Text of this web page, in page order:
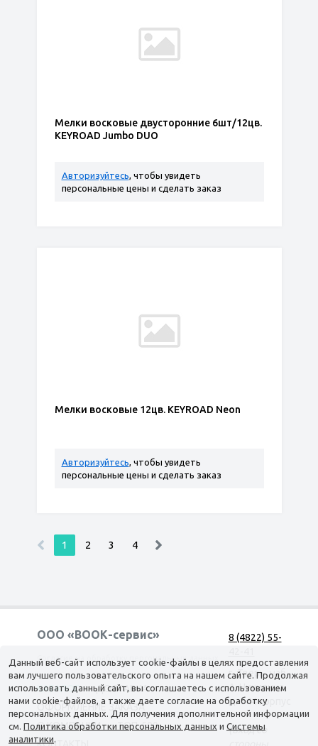
Мелки восковые двусторонние 6шт/12цв.
KEYROAD Jumbo DUO
Авторизуйтесь, чтобы увидеть
персональные цены и сделать заказ
Мелки восковые 12цв. KEYROAD Neon
Авторизуйтесь, чтобы увидеть
персональные цены и сделать заказ
1 2 3 4
ООО «ВООК-сервис»
Согласие на обработку персональных данных
КАТАЛОГ
ДОСТАВКА
ОФОРМЛЕНИЕ ЗАКАЗА
О КОМПАНИИ
ТОП-500
8 (4822) 55-
г. Тверь, наб.
А. Никитина,
д. 144 корпус
1
(вход со
Данный веб-сайт использует cookie-файлы в целях предоставления
вам лучшего пользовательского опыта на нашем сайте. Продолжая
использовать данный сайт, вы соглашаетесь с использованием
нами cookie-файлов, а также даете согласие на обработку
персональных данных. Для получения дополнительной информации
см. Политика обработки персональных данных и Системы
аналитики